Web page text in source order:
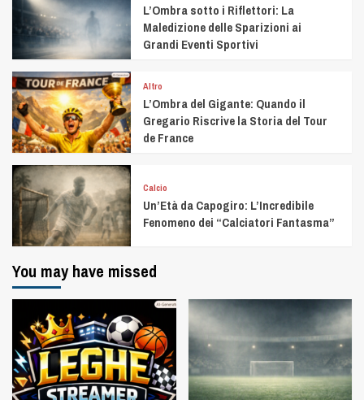
L’Ombra sotto i Riflettori: La
Maledizione delle Sparizioni ai
Grandi Eventi Sportivi
Altro
L’Ombra del Gigante: Quando il
Gregario Riscrive la Storia del Tour
de France
Calcio
Un’Età da Capogiro: L’Incredibile
Fenomeno dei “Calciatori Fantasma”
You may have missed